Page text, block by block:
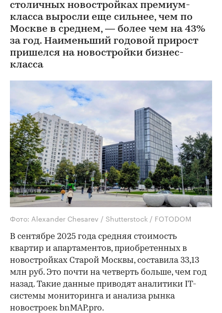
столичных новостройках премиум-
класса выросли еще сильнее, чем по
Москве в среднем, — более чем на 43%
за год. Наименьший годовой прирост
пришелся на новостройки бизнес-
класса
Фото: Alexander Chesarev / Shutterstock / FOTODOM
В сентябре 2025 года средняя стоимость
квартир и апартаментов, приобретенных в
новостройках Старой Москвы, составила 33,13
млн руб. Это почти на четверть больше, чем год
назад. Такие данные приводят аналитики IT-
системы мониторинга и анализа рынка
новостроек bnMAP.pro.